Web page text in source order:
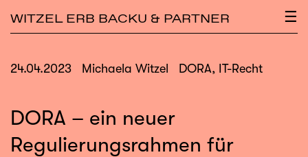
WITZEL ERB BACKU & PARTNER ☰
×
24.04.2023 Michaela Witzel DORA, IT-Recht
DORA – ein neuer
Regulierungsrahmen für